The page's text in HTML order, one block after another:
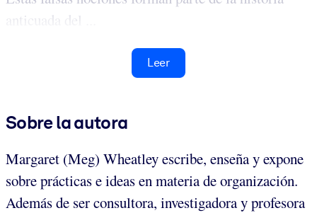
anticuada del ...
Leer
Sobre la autora
Margaret (Meg) Wheatley escribe, enseña y expone
sobre prácticas e ideas en materia de organización.
Además de ser consultora, investigadora y profesora